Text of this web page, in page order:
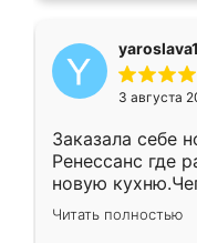
3 августа
Заказала себе
Ренессанс где
новую
вполне
два года,
Читать полностью